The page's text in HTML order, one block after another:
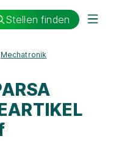
Stellen finden
Mechatronik